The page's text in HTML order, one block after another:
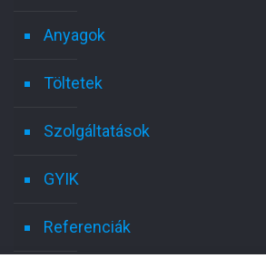
2025.05.18.
Excellent service i highly recommend
Anyagok
Töltetek
Szolgáltatások
GYIK
Referenciák